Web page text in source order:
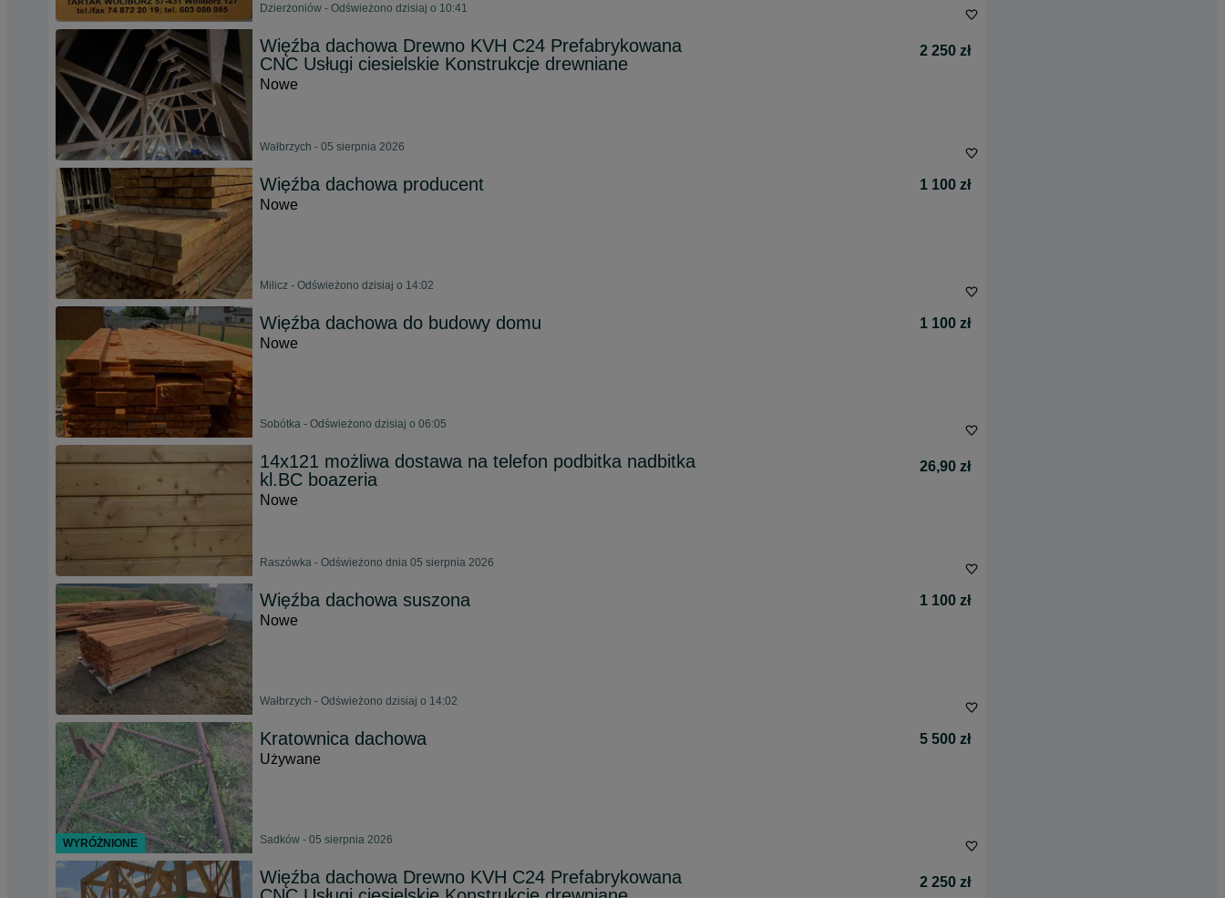
Dzierżoniów - Odświeżono dzisiaj o 10:41
Więźba dachowa Drewno KVH C24 Prefabrykowana
CNC Usługi ciesielskie Konstrukcje drewniane
2 250 zł
Nowe
Wałbrzych - 05 sierpnia 2026
Więźba dachowa producent
1 100 zł
Nowe
Milicz - Odświeżono dzisiaj o 14:02
Więźba dachowa do budowy domu
1 100 zł
Nowe
Sobótka - Odświeżono dzisiaj o 06:05
14x121 możliwa dostawa na telefon podbitka nadbitka
kl.BC boazeria
26,90 zł
Nowe
Raszówka - Odświeżono dnia 05 sierpnia 2026
Więźba dachowa suszona
1 100 zł
Nowe
Wałbrzych - Odświeżono dzisiaj o 14:02
Kratownica dachowa
5 500 zł
Używane
Sadków - 05 sierpnia 2026
Więźba dachowa Drewno KVH C24 Prefabrykowana
2 250 zł
WYRÓŻNIONE